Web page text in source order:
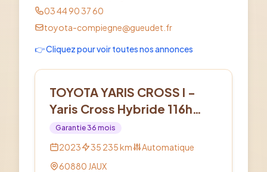
03 44 90 37 60
toyota-compiegne@gueudet.fr
👉 Cliquez pour voir toutes nos annonces
TOYOTA YARIS CROSS I -
Yaris Cross Hybride 116h
AWD-i Design
Garantie36 mois
2023 35 235km
Automatique
60880 JAUX